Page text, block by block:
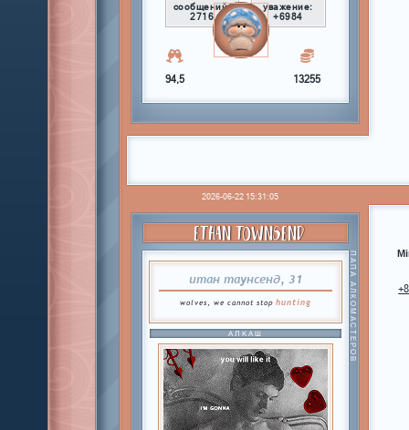
сообщений:
2716
уважение:
+6984
94,5 13255
2026-06-22 15:31:05
ETHAN TOWNSEND
итан таунсенд, 31
wolves, we cannot stophunting ПАПА АЛКОМАСТЕРОВ
АЛКАШ
+8